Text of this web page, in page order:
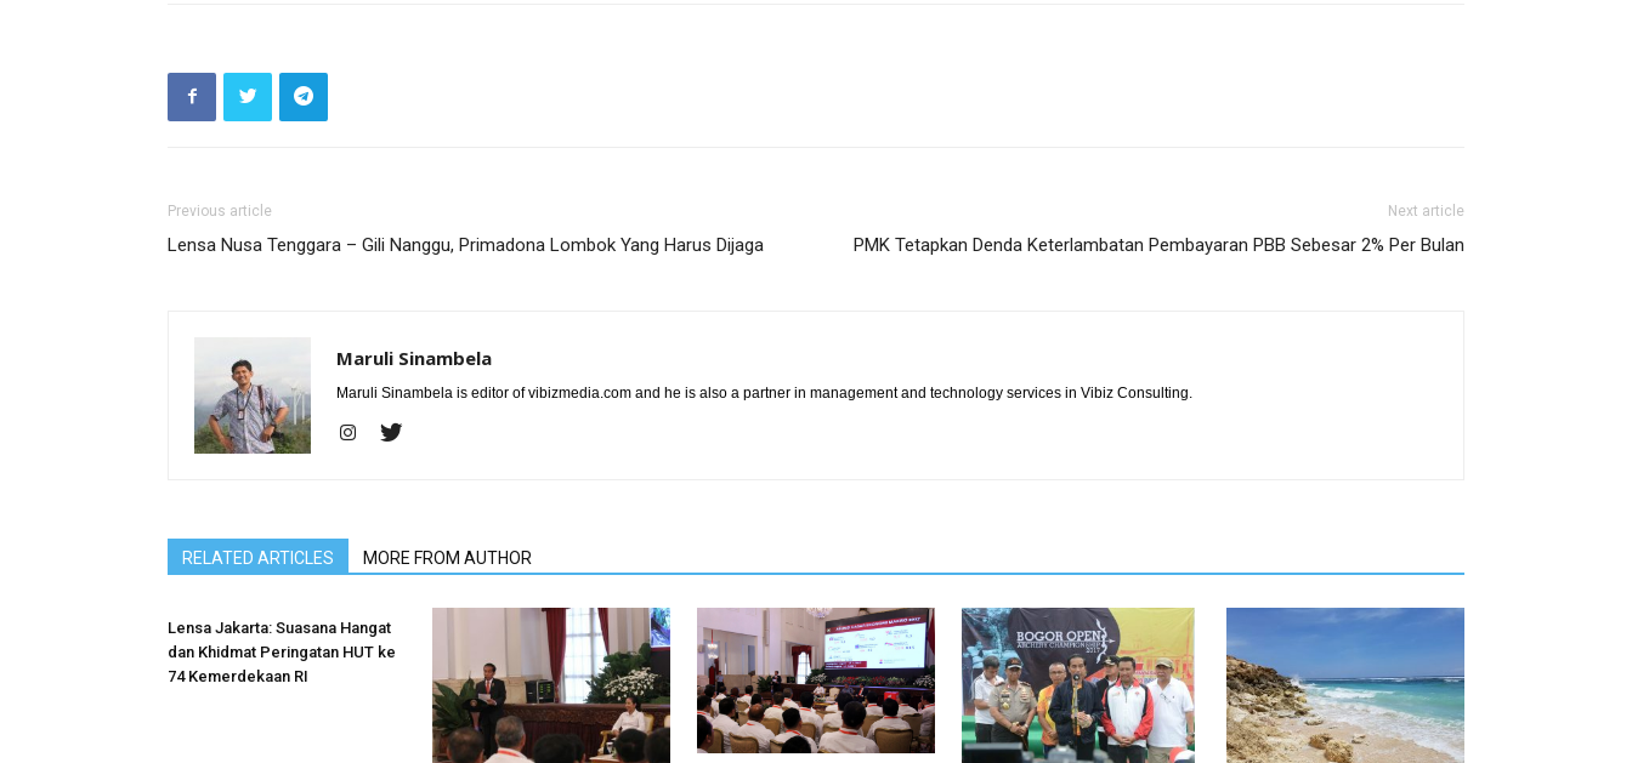
Previous article
Lensa Nusa Tenggara – Gili Nanggu, Primadona Lombok Yang Harus Dijaga
Next article
PMK Tetapkan Denda Keterlambatan Pembayaran PBB Sebesar 2% Per Bulan
Maruli Sinambela
Maruli Sinambela is editor of vibizmedia.com and he is also a partner in management and technology services in Vibiz Consulting.
RELATED ARTICLES MORE FROM AUTHOR
Lensa Jakarta: Suasana Hangat
dan Khidmat Peringatan HUT ke
74 Kemerdekaan RI